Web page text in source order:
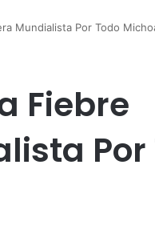
Mundialista Por Todo
Fiebre
Por